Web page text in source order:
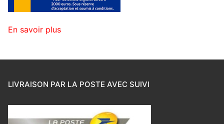
En savoir plus
LIVRAISON PAR LA POSTE AVEC SUIVI